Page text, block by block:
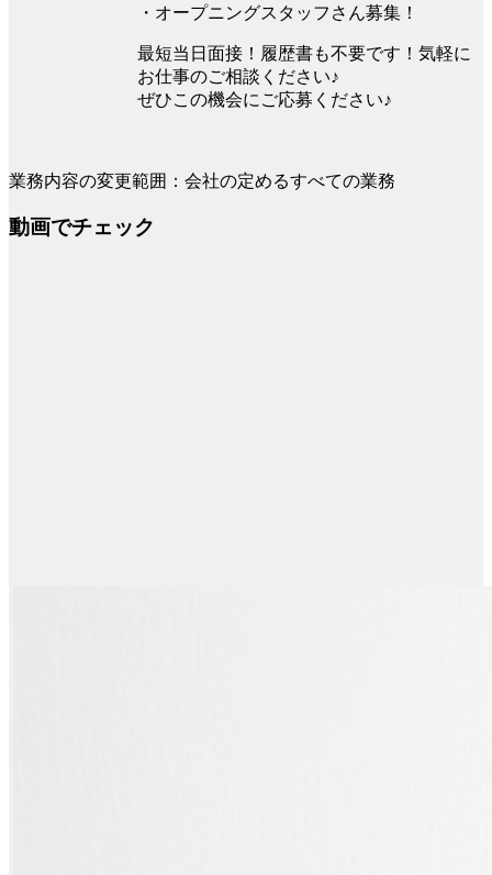
・オープニングスタッフさん募集！
最短当日面接！履歴書も不要です！気軽に
お仕事のご相談ください♪
ぜひこの機会にご応募ください♪
業務内容の変更範囲：会社の定めるすべての業務
動画でチェック